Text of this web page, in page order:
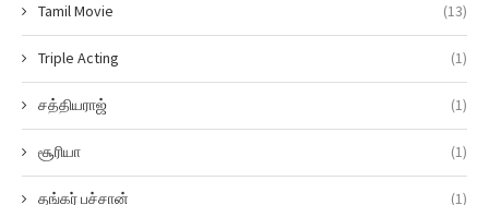
Tamil Movie (13)
Triple Acting (1)
சத்தியராஜ் (1)
சூரியா (1)
தங்கர் பச்சான் (1)